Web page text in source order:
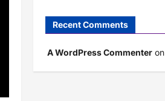
Recent Comments
A WordPress Commenteron